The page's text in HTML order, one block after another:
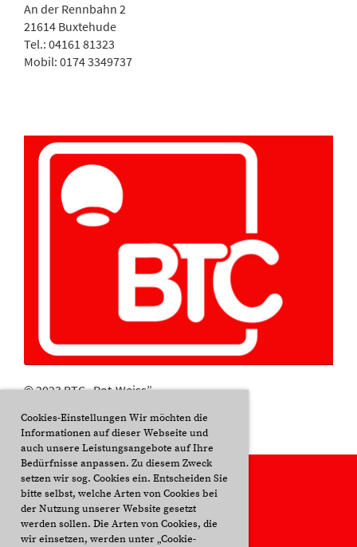
Cookies-Einstellungen Wir möchten die
Informationen auf dieser Webseite und
auch unsere Leistungsangebote auf Ihre
Bedürfnisse anpassen. Zu diesem Zweck
setzen wir sog. Cookies ein. Entscheiden Sie
bitte selbst, welche Arten von Cookies bei
der Nutzung unserer Website gesetzt
werden sollen. Die Arten von Cookies, die
wir einsetzen, werden unter „Cookie-
An der Rennbahn 2
21614 Buxtehude
Tel.: 04161 81323
Mobil: 0174 3349737
© 2023 BTC „Rot-Weiss”